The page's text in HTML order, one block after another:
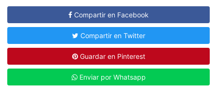
Compartir en Facebook
Compartir en Twitter
Guardar en Pinterest
Enviar por Whatsapp